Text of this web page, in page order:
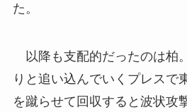
た。
以降も支配的だったのは柏
りと追い込んでいくプレスで
を蹴らせて回収すると波状攻